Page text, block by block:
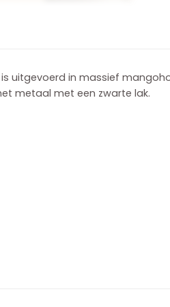
is uitgevoerd in massief
metaal met een zwarte lak.